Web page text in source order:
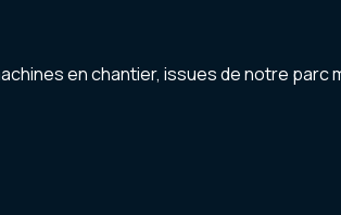
en chantier, issues de notre parc